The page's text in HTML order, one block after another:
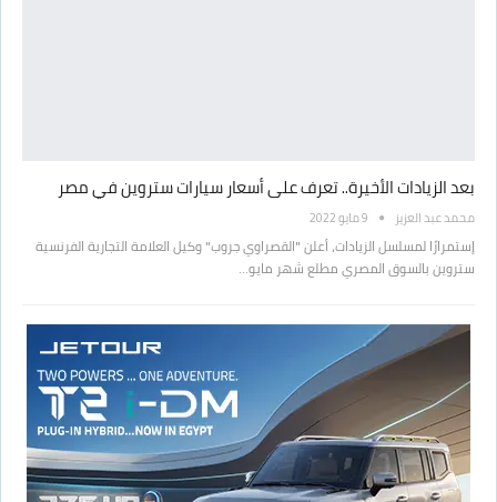
بعد الزيادات الأخيرة.. تعرف على أسعار سيارات ستروين في مصر
محمد عبد العزيز 9 مايو 2022
إستمرارًا لمسلسل الزيادات، أعلن "القصراوي جروب" وكيل العلامة التجارية الفرنسية
ستروين بالسوق المصري مطلع شهر مايو…